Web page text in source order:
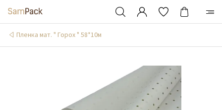
Пленка мат. " Горох " 58*10м